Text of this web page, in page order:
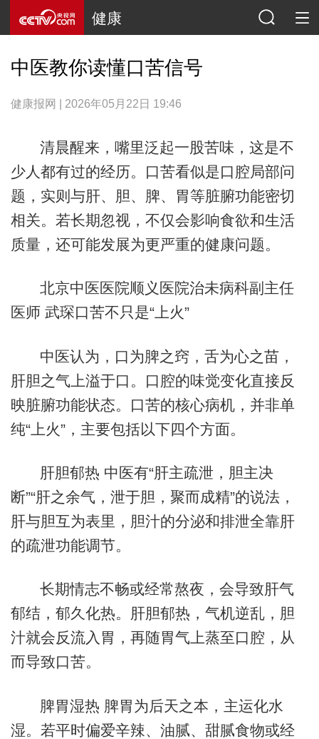
健康
中医教你读懂口苦信号
健康报网 | 2026年05月22日 19:46
清晨醒来，嘴里泛起一股苦味，这是不
少人都有过的经历。口苦看似是口腔局部问
题，实则与肝、胆、脾、胃等脏腑功能密切
相关。若长期忽视，不仅会影响食欲和生活
质量，还可能发展为更严重的健康问题。
北京中医医院顺义医院治未病科副主任
医师 武琛口苦不只是“上火”
中医认为，口为脾之窍，舌为心之苗，
肝胆之气上溢于口。口腔的味觉变化直接反
映脏腑功能状态。口苦的核心病机，并非单
纯“上火”，主要包括以下四个方面。
肝胆郁热 中医有“肝主疏泄，胆主决
断”“肝之余气，泄于胆，聚而成精”的说法，
肝与胆互为表里，胆汁的分泌和排泄全靠肝
的疏泄功能调节。
长期情志不畅或经常熬夜，会导致肝气
郁结，郁久化热。肝胆郁热，气机逆乱，胆
汁就会反流入胃，再随胃气上蒸至口腔，从
而导致口苦。
脾胃湿热 脾胃为后天之本，主运化水
湿。若平时偏爱辛辣、油腻、甜腻食物或经